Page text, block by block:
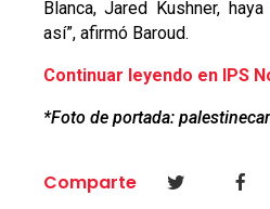
Blanca, Jared Kushner,
así”, afirmó Baroud.
Continuar leyendo en IPS
*Foto de portada:
Comparte